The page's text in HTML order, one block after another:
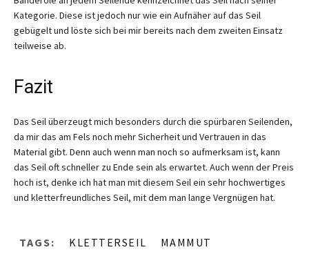
Kategorie. Diese ist jedoch nur wie ein Aufnäher auf das Seil
gebügelt und löste sich bei mir bereits nach dem zweiten Einsatz
teilweise ab.
Fazit
Das Seil überzeugt mich besonders durch die spürbaren Seilenden,
da mir das am Fels noch mehr Sicherheit und Vertrauen in das
Material gibt. Denn auch wenn man noch so aufmerksam ist, kann
das Seil oft schneller zu Ende sein als erwartet. Auch wenn der Preis
hoch ist, denke ich hat man mit diesem Seil ein sehr hochwertiges
und kletterfreundliches Seil, mit dem man lange Vergnügen hat.
TAGS: KLETTERSEIL MAMMUT